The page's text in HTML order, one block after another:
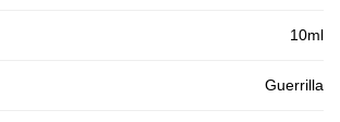
10ml
Guerrilla